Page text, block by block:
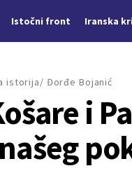
Istočni front Iranska
i
istorija/ Đorđe Bojanić